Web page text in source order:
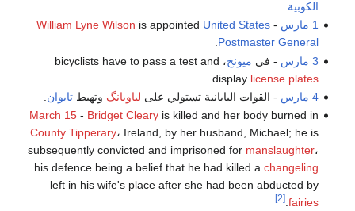
الكوبية
1 مارس
-
William Lyne Wilson is appointed United States
Postmaster General
.
3 مارس
- في ميونخ
، bicyclists have to pass a test and
display license plates
4 مارس
- القوات اليابانية تستولي على لياويانگ وتهبطتايوان
March 15- Bridget Clearyis killed and her body burned in
County Tipperary، Ireland, by her husband, Michael; he is
subsequently convicted and imprisoned for manslaughter،
his defence being a belief that he had killed a changeling
left in his wife's place after she had been abducted by
fairies
.
[2]